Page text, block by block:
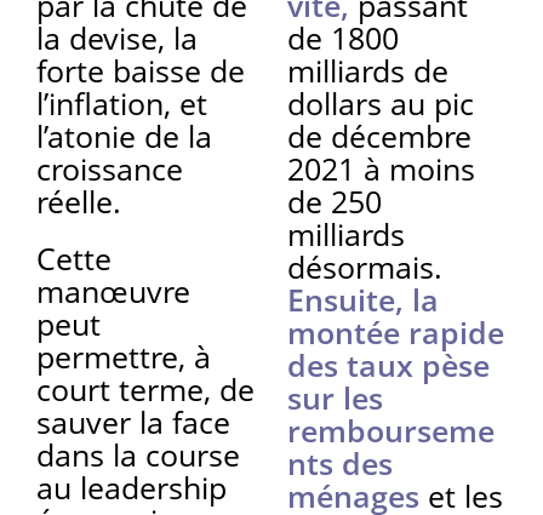
la devise, la
forte baisse de
l’inflation, et
l’atonie de la
croissance
réelle.
Cette
manœuvre
peut
permettre, à
court terme, de
sauver la face
dans la course
au leadership
de 1800
milliards de
dollars au pic
de décembre
2021 à moins
de 250
milliards
désormais.
Ensuite, la
montée rapide
des taux pèse
sur les
rembourseme
nts des
ménages et les